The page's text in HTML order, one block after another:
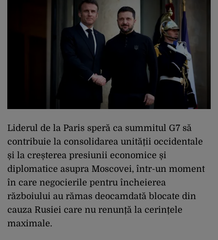
Liderul de la Paris speră ca summitul G7 să
contribuie la consolidarea unității occidentale
și la creșterea presiunii economice și
diplomatice asupra Moscovei, într-un moment
în care negocierile pentru încheierea
războiului au rămas deocamdată blocate din
cauza Rusiei care nu renunță la cerințele
maximale.